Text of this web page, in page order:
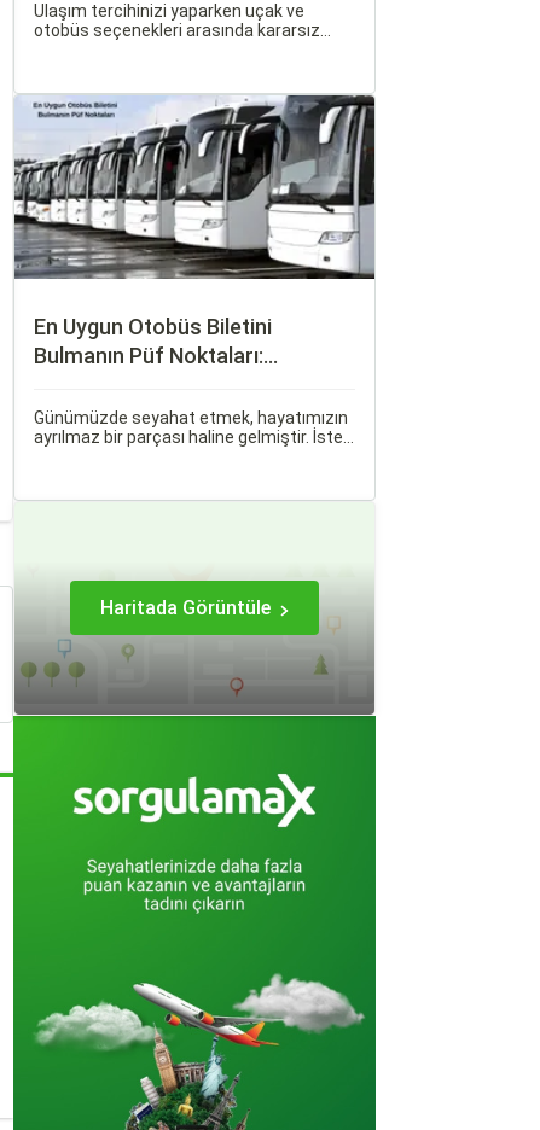
Ulaşım tercihinizi yaparken uçak ve
otobüs seçenekleri arasında kararsız
En Uygun Otobüs Biletini
Bulmanın Püf Noktaları:
Günümüzde seyahat etmek, hayatımızın
ayrılmaz bir parçası haline gelmiştir. İster
Haritada Görüntüle